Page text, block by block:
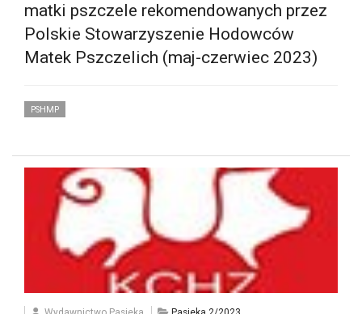
matki pszczele rekomendowanych przez
Polskie Stowarzyszenie Hodowców
Matek Pszczelich (maj-czerwiec 2023)
PSHMP